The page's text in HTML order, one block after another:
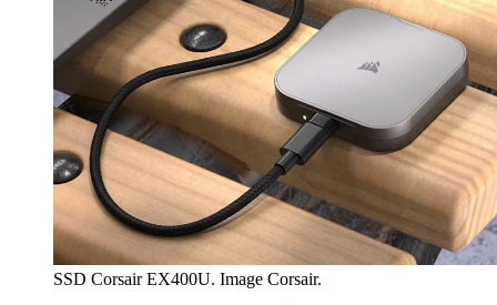
SSD Corsair EX400U. Image Corsair.